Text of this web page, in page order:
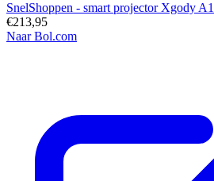
SnelShoppen - smart projector Xgody A1
€213,95
Naar Bol.com